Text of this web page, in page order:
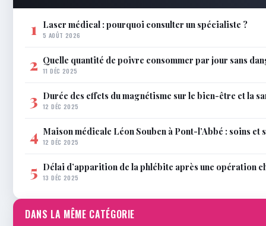
1 Laser médical : pourquoi consulter un spécialiste ?
5 AOÛT 2026
2 Quelle quantité de poivre consommer par jour sans
11 DÉC 2025
3 Durée des effets du magnétisme sur le bien-être et la
12 DÉC 2025
4 Maison médicale Léon Souben à Pont-l’Abbé : soins et
12 DÉC 2025
5 Délai d’apparition de la phlébite après une opération
13 DÉC 2025
DANS LA MÊME CATÉGORIE